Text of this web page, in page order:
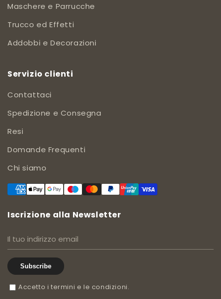
Maschere e Parrucche
Trucco ed Effetti
Addobbi e Decorazioni
Servizio clienti
Contattaci
Spedizione e Consegna
Resi
Domande Frequenti
Chi siamo
Iscrizione alla Newsletter
Subscribe
Accetto i termini e le condizioni.